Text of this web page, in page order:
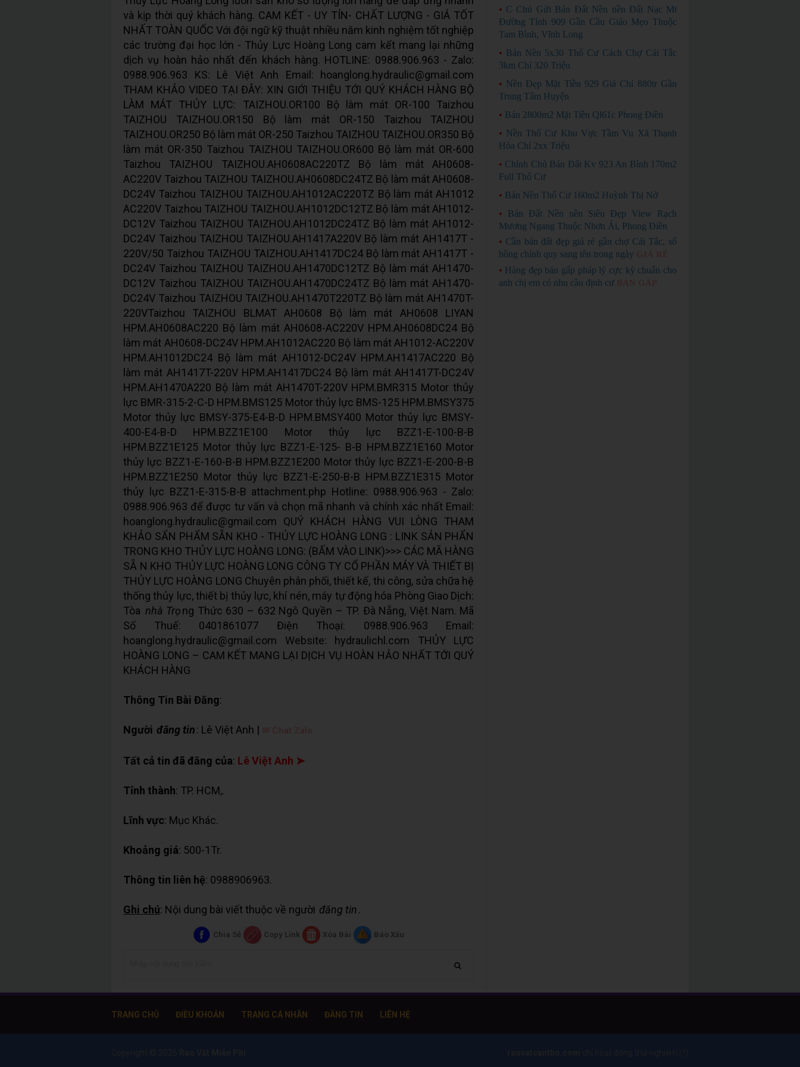
và kịp thời quý khách hàng. CAM KẾT - UY TÍN- CHẤT LƯỢNG - GIÁ TỐT
NHẤT TOÀN QUỐC Với đội ngữ kỹ thuật nhiều năm kinh nghiệm tốt nghiệp
các trường đại học lớn - Thủy Lực Hoàng Long cam kết mang lại những
dịch vụ hoàn hảo nhất đến khách hàng. HOTLINE: 0988.906.963 - Zalo:
0988.906.963 KS: Lê Việt Anh Email: hoanglong.hydraulic@gmail.com
THAM KHẢO VIDEO TẠI ĐÂY: XIN GIỚI THIỆU TỚI QUÝ KHÁCH HÀNG BỘ
LÀM MÁT THỦY LỰC: TAIZHOU.OR100 Bộ làm mát OR-100 Taizhou
TAIZHOU TAIZHOU.OR150 Bộ làm mát OR-150 Taizhou TAIZHOU
TAIZHOU.OR250 Bộ làm mát OR-250 Taizhou TAIZHOU TAIZHOU.OR350 Bộ
làm mát OR-350 Taizhou TAIZHOU TAIZHOU.OR600 Bộ làm mát OR-600
Taizhou TAIZHOU TAIZHOU.AH0608AC220TZ Bộ làm mát AH0608-
AC220V Taizhou TAIZHOU TAIZHOU.AH0608DC24TZ Bộ làm mát AH0608-
DC24V Taizhou TAIZHOU TAIZHOU.AH1012AC220TZ Bộ làm mát AH1012
AC220V Taizhou TAIZHOU TAIZHOU.AH1012DC12TZ Bộ làm mát AH1012-
DC12V Taizhou TAIZHOU TAIZHOU.AH1012DC24TZ Bộ làm mát AH1012-
DC24V Taizhou TAIZHOU TAIZHOU.AH1417A220V Bộ làm mát AH1417T -
220V/50 Taizhou TAIZHOU TAIZHOU.AH1417DC24 Bộ làm mát AH1417T -
DC24V Taizhou TAIZHOU TAIZHOU.AH1470DC12TZ Bộ làm mát AH1470-
DC12V Taizhou TAIZHOU TAIZHOU.AH1470DC24TZ Bộ làm mát AH1470-
DC24V Taizhou TAIZHOU TAIZHOU.AH1470T220TZ Bộ làm mát AH1470T-
220VTaizhou TAIZHOU BLMAT AH0608 Bộ làm mát AH0608 LIYAN
HPM.AH0608AC220 Bộ làm mát AH0608-AC220V HPM.AH0608DC24 Bộ
làm mát AH0608-DC24V HPM.AH1012AC220 Bộ làm mát AH1012-AC220V
HPM.AH1012DC24 Bộ làm mát AH1012-DC24V HPM.AH1417AC220 Bộ
làm mát AH1417T-220V HPM.AH1417DC24 Bộ làm mát AH1417T-DC24V
HPM.AH1470A220 Bộ làm mát AH1470T-220V HPM.BMR315 Motor thủy
lực BMR-315-2-C-D HPM.BMS125 Motor thủy lực BMS-125 HPM.BMSY375
Motor thủy lực BMSY-375-E4-B-D HPM.BMSY400 Motor thủy lực BMSY-
400-E4-B-D HPM.BZZ1E100 Motor thủy lực BZZ1-E-100-B-B
HPM.BZZ1E125 Motor thủy lực BZZ1-E-125- B-B HPM.BZZ1E160 Motor
thủy lực BZZ1-E-160-B-B HPM.BZZ1E200 Motor thủy lực BZZ1-E-200-B-B
HPM.BZZ1E250 Motor thủy lực BZZ1-E-250-B-B HPM.BZZ1E315 Motor
thủy lực BZZ1-E-315-B-B attachment.php Hotline: 0988.906.963 - Zalo:
0988.906.963 để được tư vấn và chọn mã nhanh và chính xác nhất Email:
hoanglong.hydraulic@gmail.com QUÝ KHÁCH HÀNG VUI LÒNG THAM
KHẢO SẨN PHẨM SẴN KHO - THỦY LỰC HOÀNG LONG : LINK SẢN PHẨN
TRONG KHO THỦY LỰC HOÀNG LONG: (BẤM VÀO LINK)>>> CÁC MÃ HÀNG
SẴ N KHO THỦY LỰC HOÀNG LONG CÔNG TY CỔ PHẦN MÁY VÀ THIẾT BỊ
THỦY LỰC HOÀNG LONG Chuyên phân phối, thiết kế, thi công, sửa chữa hệ
thống thủy lực, thiết bị thủy lực, khí nén, máy tự động hóa Phòng Giao Dịch:
Tòa nhà Trọng Thức 630 – 632 Ngô Quyền – TP. Ðà Nẵng, Việt Nam. Mã
Số Thuế: 0401861077 Điện Thoại: 0988.906.963 Email:
hoanglong.hydraulic@gmail.com Website: hydraulichl.com THỦY LỰC
HOÀNG LONG – CAM KẾT MANG LẠI DỊCH VỤ HOÀN HẢO NHẤT TỚI QUÝ
KHÁCH HÀNG
Thông Tin Bài Đăng:
Người đăng tin: Lê Việt Anh |
Tất cả tin đã đăng của: Lê Việt Anh ➤
Tỉnh thành: TP. HCM,.
Lĩnh vực: Mục Khác.
Khoảng giá: 500-1Tr.
Thông tin liên hệ: 0988906963.
Ghi chú: Nội dung bài viết thuộc về người đăng tin.
Chia Sẻ Copy Link Xóa Bài Báo Xấu
• C Chủ Gửi Bán Đất Nền nền Đất Nạc Mt
Đường Tỉnh 909 Gần Cầu Giáo Mẹo Thuộc
Tam Bình, Vĩnh Long
• Bán Nền 5x30 Thổ Cư Cách Chợ Cái Tắc
3km Chỉ 320 Triệu
• Nền Đẹp Mặt Tiền 929 Giá Chỉ 880tr Gần
Trung Tâm Huyện
• Bán 2800m2 Mặt Tiền Ql61c Phong Điền
• Nền Thổ Cư Khu Vực Tầm Vu Xã Thạnh
Hòa Chỉ 2xx Triệu
• Chính Chủ Bán Đất Kv 923 An Bình 170m2
Full Thổ Cư
• Bán Nền Thổ Cư 160m2 Huỳnh Thị Nở
• Bán Đất Nền nền Siêu Đẹp View Rạch
Mương Ngang Thuộc Nhơn Ái, Phong Điền
• Cần bán đất đẹp giá rẻ gần chợ Cái Tắc, sổ
hồng chính quy sang tên trong ngày
• Hàng đẹp bán gấp pháp lý cực kỳ chuẩn cho
anh chị em có nhu cầu định cư
TRANG CHỦ ĐIỀU KHOẢN TRANG CÁ NHÂN ĐĂNG TIN LIÊN HỆ